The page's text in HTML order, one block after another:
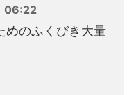
06:22
めのふくびき大量